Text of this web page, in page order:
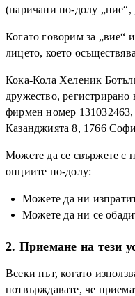
(наричани по-долу „ние“,
Когато говорим за „вие“
лицето, което
Кока-Кола Хеленик
дружество,
фирмен номер
Казанджията 8, 1766
Можете да се свържете с
опциите по-долу:
Можете да ни
Можете да ни се
2. Приемане на тези
Всеки път, когато
потвърждавате, че